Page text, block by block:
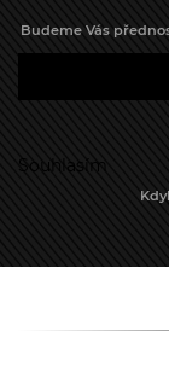
Budeme Vás
Souhlasím